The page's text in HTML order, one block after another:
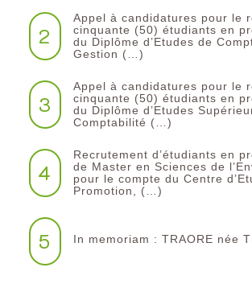
2
Appel à candidatures pour le
cinquante (50) étudiants en
du Diplôme d’Etudes de
Gestion (…)
3
Appel à candidatures pour le
cinquante (50) étudiants en
du Diplôme d’Etudes
Comptabilité (…)
4
Recrutement d’étudiants en
de Master en Sciences de
pour le compte du Centre
Promotion, (…)
5 In memoriam : TRAORE née